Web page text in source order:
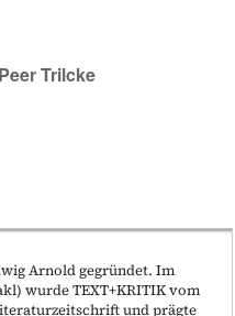
Peer Trilcke
Arnold gegründet. Im
wurde TEXT+KRITIK vom
und prägte